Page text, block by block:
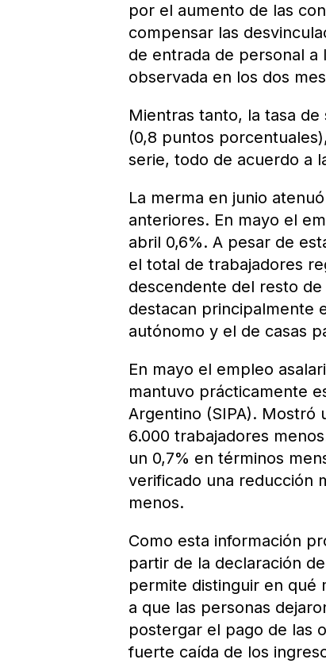
por el aumento de las
compensar las
de entrada de personal a
observada en los dos
Mientras tanto, la tasa
(0,8 puntos
serie, todo de acuerdo a
La merma en junio
anteriores. En mayo el
abril 0,6%. A pesar de
el total de trabajadores
descendente del resto
destacan principalmente
autónomo y el de casas
En mayo el empleo
mantuvo prácticamente
Argentino (SIPA). Mostró
6.000 trabajadores
un 0,7% en términos
verificado una reducción
menos.
Como esta información
partir de la declaración
permite distinguir en qué
a que las personas
postergar el pago de las
fuerte caída de los